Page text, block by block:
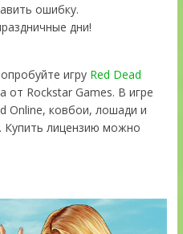
ошибку.
дни!
игру Red Dead
от Rockstar Games. В игре
Online, ковбои, лошади и
Купить лицензию можно